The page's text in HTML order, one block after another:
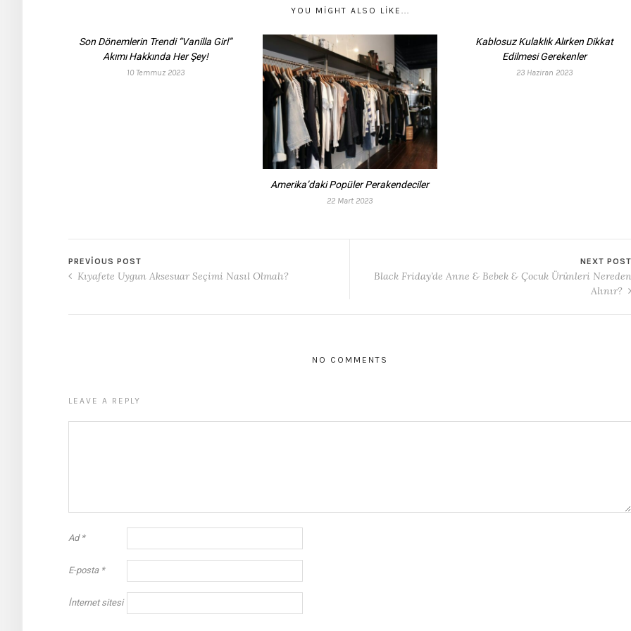
YOU MIGHT ALSO LIKE...
Son Dönemlerin Trendi “Vanilla Girl”
Akımı Hakkında Her Şey!
10 Temmuz 2023
Amerika’daki Popüler Perakendeciler
22 Mart 2023
Kablosuz Kulaklık Alırken Dikkat
Edilmesi Gerekenler
23 Haziran 2023
PREVIOUS POST
Kıyafete Uygun Aksesuar Seçimi Nasıl Olmalı?
NEXT POST
Black Friday’de Anne & Bebek & Çocuk Ürünleri Nereden
Alınır?
NO COMMENTS
LEAVE A REPLY
Ad *
E-posta *
İnternet sitesi